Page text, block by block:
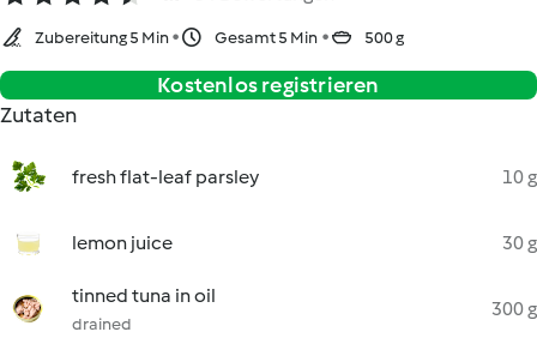
Zubereitung 5 Min Gesamt 5 Min 500 g
Kostenlos registrieren
Zutaten
fresh flat-leaf parsley 10 g
lemon juice 30 g
tinned tuna in oil
drained
300 g